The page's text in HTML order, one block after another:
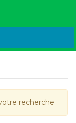
recherche